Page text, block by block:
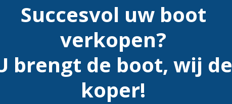
Succesvol uw boot
verkopen?
brengt de boot, wij de
koper!